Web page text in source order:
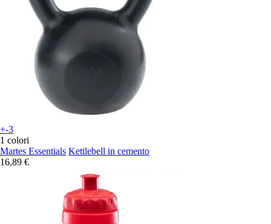
+-3
1 colori
Martes Essentials Kettlebell in cemento
16,89 €